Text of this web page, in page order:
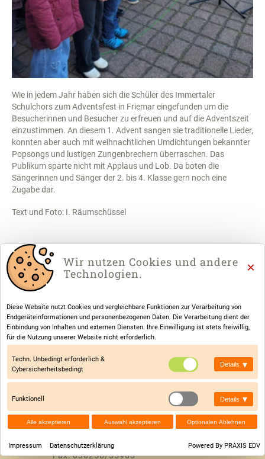
Wie in jedem Jahr haben sich die Schüler des Immertaler
Schulchors zum Adventsfest in Friemar eingefunden um die
Besucherinnen und Besucher zu erfreuen und auf die Adventszeit
einzustimmen. An diesem 1. Advent sangen sie traditionelle Lieder,
konnten aber auch mit weihnachtlichen Umdichtungen bekannter
Popsongs und lustigen Zungenbrechern überraschen. Das
Publikum sparte nicht mit Applaus und Lob. Da boten die
Sängerinnen und Sänger der 2. bis 4. Klasse gern noch eine
Zugabe dar.
Text und Foto: I. Räumschüssel
©2026GRUNDSCHULE FRIEMAR
DATENSCHUTZ|IMPRESSUM
UNSERE KONTAKTE
Hort: 036258/55967
Fax: 036258/55968
Wir nutzen Cookies und andere
Technologien.
×
Diese Website nutzt Cookies und vergleichbare Funktionen zur Verarbeitung von
Endgeräteinformationen und personenbezogenen Daten. Die Verarbeitung dient der
Einbindung von Inhalten und externen Diensten. Ihre Einwilligung ist stets freiwillig,
für die Nutzung unserer Website nicht erforderlich.
Techn. Unbedingt erforderlich &
Cybersicherheitsbedingt
Details ▾
Funktionell Details ▾
Alle akzeptieren Auswahl akzeptieren Optionalen Ablehnen
Impressum Datenschutzerklärung Powered By PRAXIS EDV